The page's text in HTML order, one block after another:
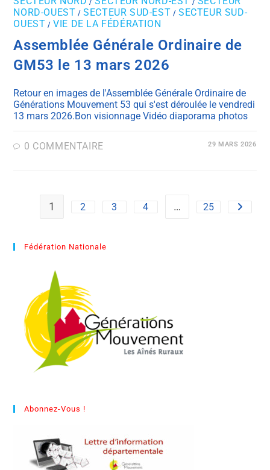
NORD-OUEST /SECTEUR SUD-EST /SECTEUR SUD-
OUEST / VIE DE LA FÉDÉRATION
Assemblée Générale Ordinaire de
GM53 le 13 mars 2026
Retour en images de l'Assemblée Générale Ordinaire de
Générations Mouvement 53 qui s'est déroulée le vendredi
13 mars 2026.Bon visionnage Vidéo diaporama photos
0 COMMENTAIRE 29 MARS 2026
1 2 3 4 … 25
Fédération Nationale
Abonnez-Vous !